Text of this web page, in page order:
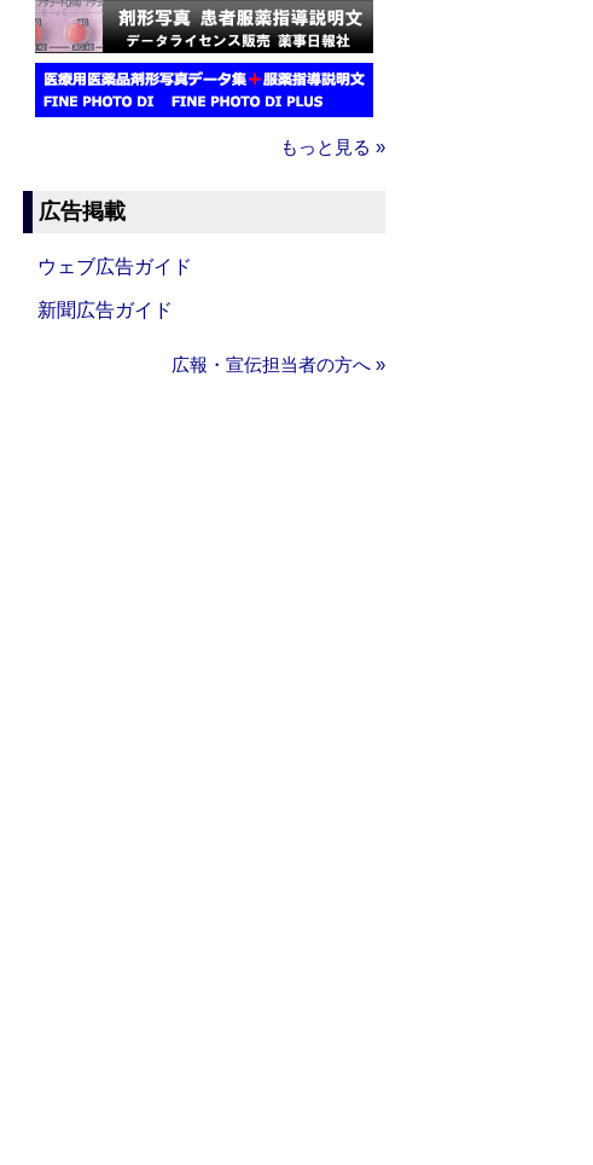
もっと見る »
広告掲載
ウェブ広告ガイド
新聞広告ガイド
広報・宣伝担当者の方へ »